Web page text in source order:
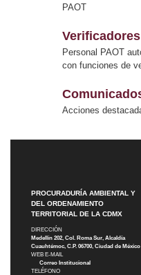
PAOT
Personal PAOT
con funciones de
Acciones
PROCURADURÍA AMBIENTAL Y
DEL ORDENAMIENTO
TERRITORIAL DE LA CDMX
DIRECCIÓN
Medellín 202, Col. Roma Sur, Alcaldía
Cuauhtémoc, C.P. 06700, Ciudad de México
WEB E-MAIL
Correo Institucional
TELÉFONO